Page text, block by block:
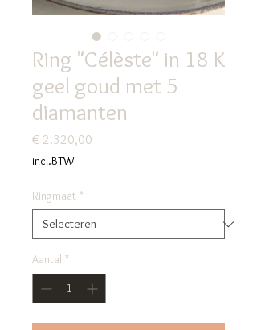
Ring "Célèste" in 18 K
geel goud met 5
diamanten
€ 2.320,00
incl.BTW
Ringmaat *
Aantal *